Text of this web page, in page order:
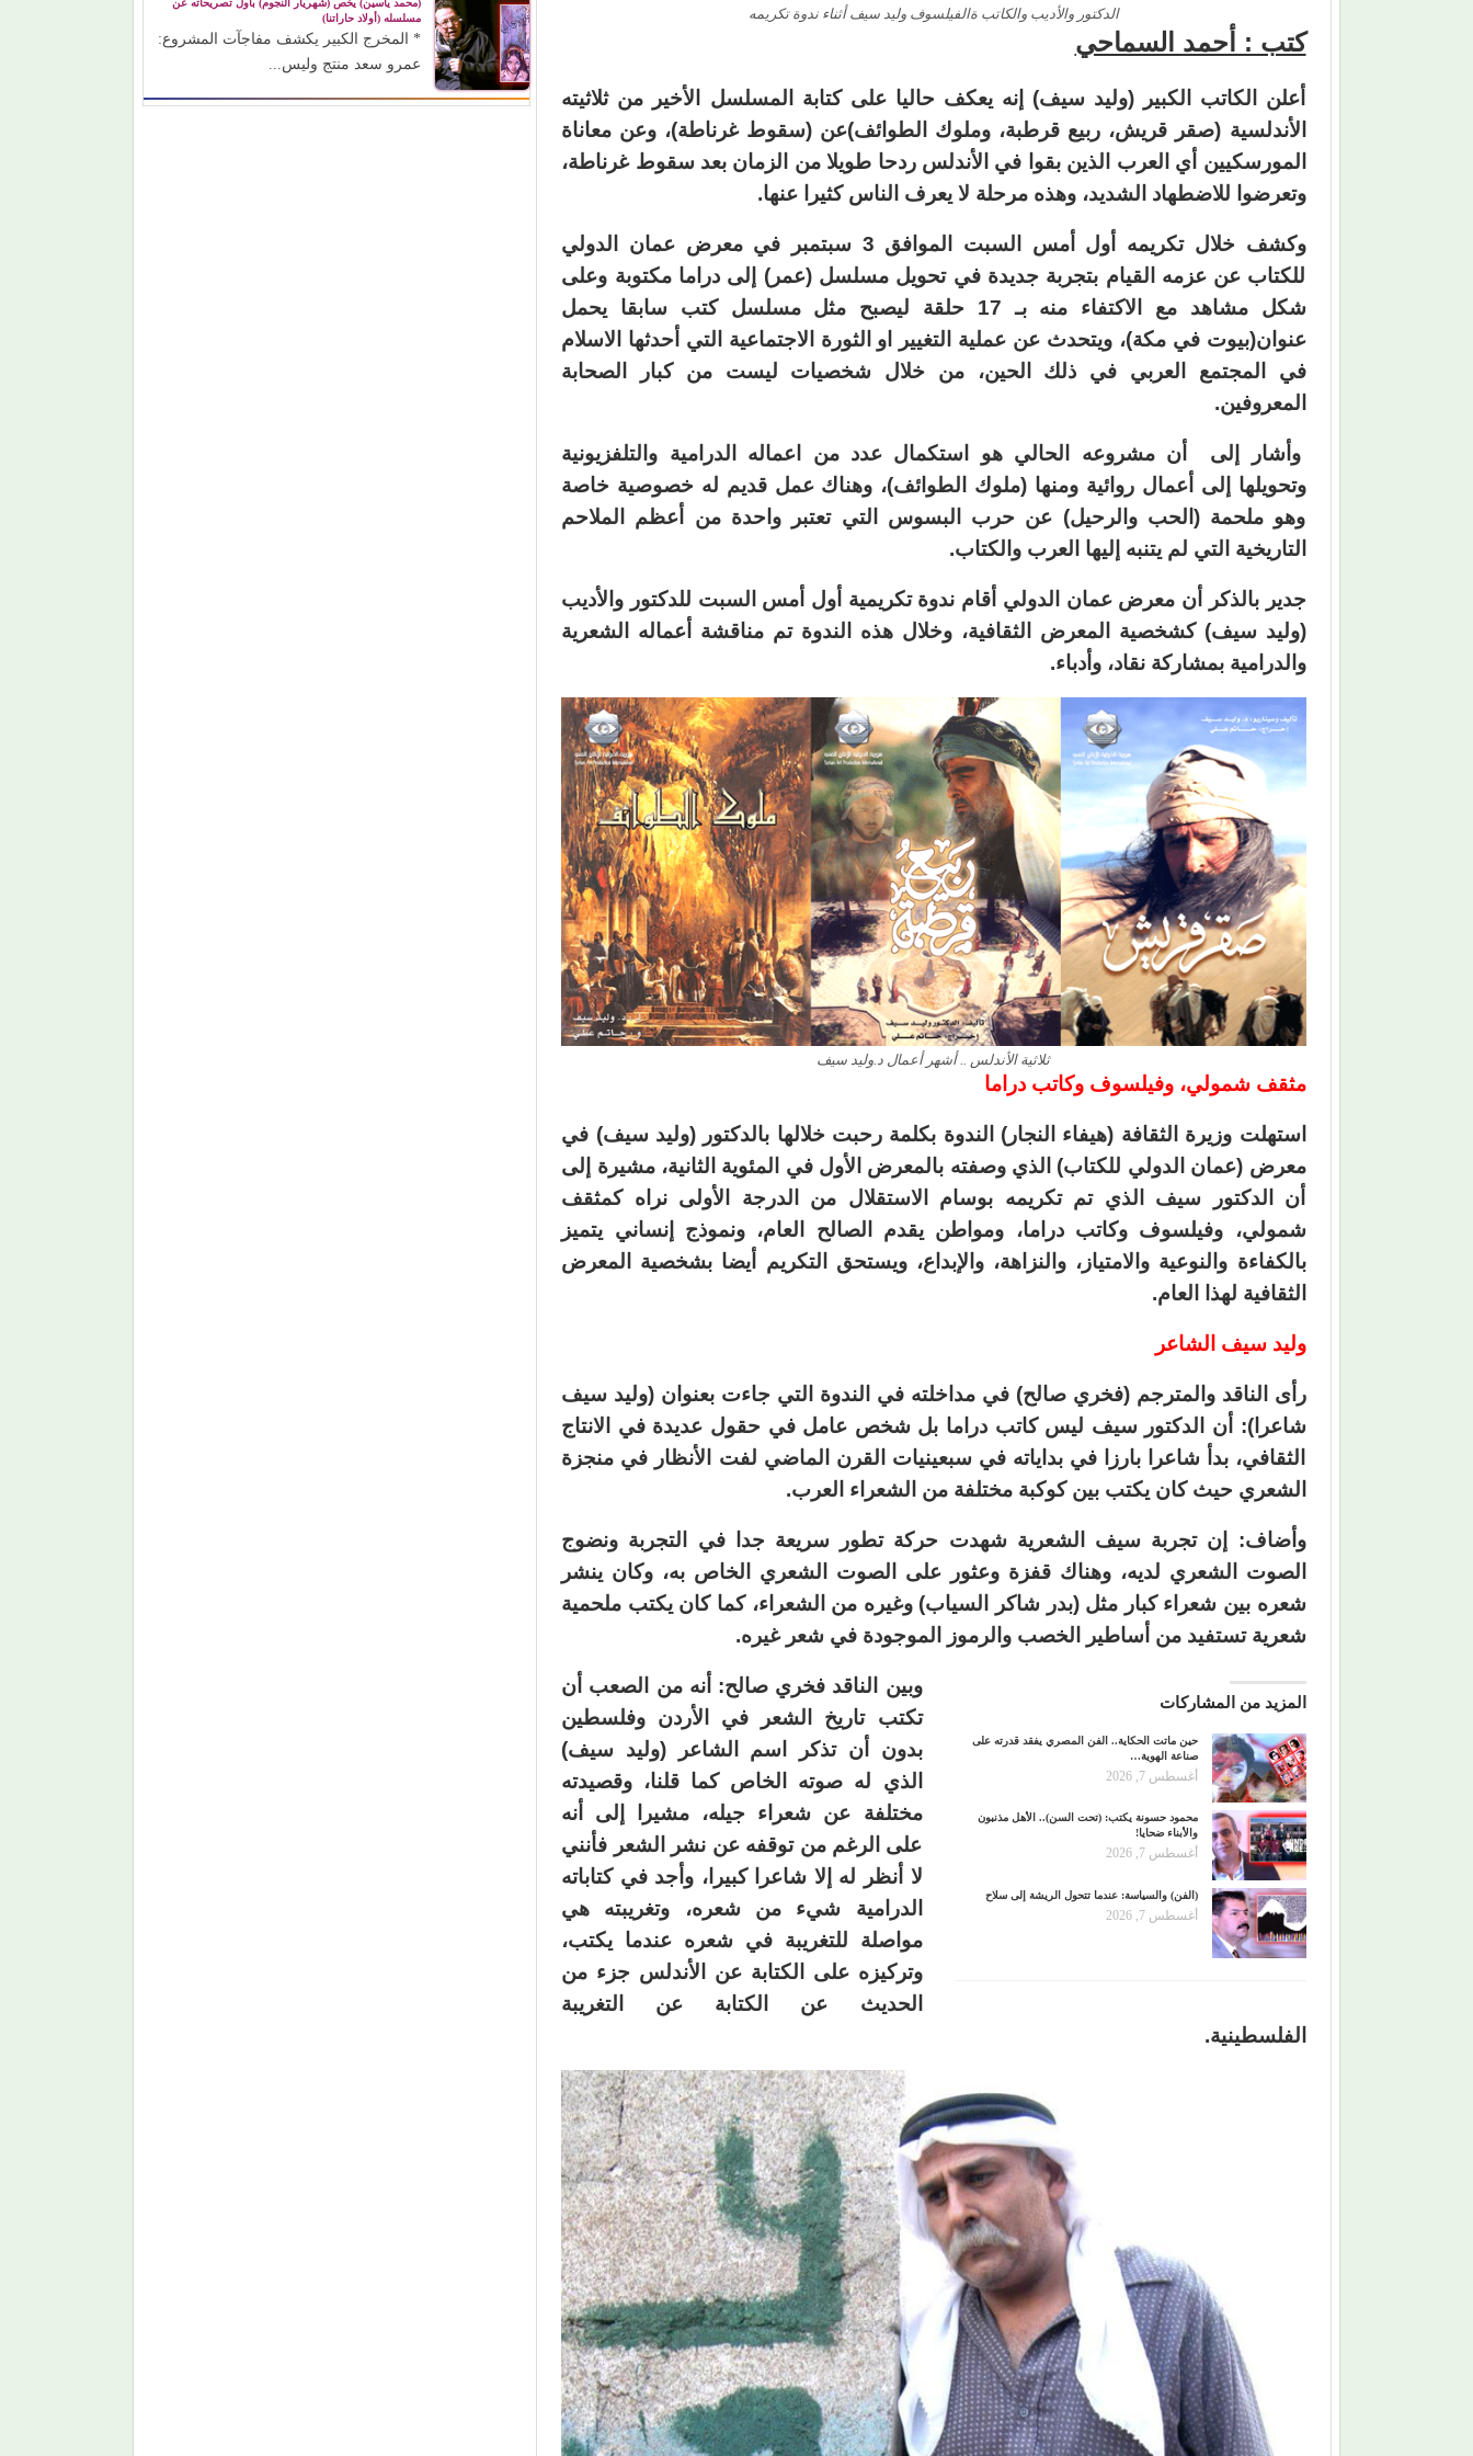
الدكتور والأديب والكاتب ةالفيلسوف وليد سيف أثناء ندوة تكريمه
كتب : أحمد السماحي
أعلن الكاتب الكبير (وليد سيف) إنه يعكف حاليا على كتابة المسلسل الأخير من ثلاثيته
الأندلسية (صقر قريش، ربيع قرطبة، وملوك الطوائف)عن (سقوط غرناطة)، وعن معاناة
المورسكيين أي العرب الذين بقوا في الأندلس ردحا طويلا من الزمان بعد سقوط غرناطة،
وتعرضوا للاضطهاد الشديد، وهذه مرحلة لا يعرف الناس كثيرا عنها.
وكشف خلال تكريمه أول أمس السبت الموافق 3 سبتمبر في معرض عمان الدولي
للكتاب عن عزمه القيام بتجربة جديدة في تحويل مسلسل (عمر) إلى دراما مكتوبة وعلى
شكل مشاهد مع الاكتفاء منه بـ 17 حلقة ليصبح مثل مسلسل كتب سابقا يحمل
عنوان(بيوت في مكة)، ويتحدث عن عملية التغيير او الثورة الاجتماعية التي أحدثها الاسلام
في المجتمع العربي في ذلك الحين، من خلال شخصيات ليست من كبار الصحابة
المعروفين.
وأشار إلى أن مشروعه الحالي هو استكمال عدد من اعماله الدرامية والتلفزيونية
وتحويلها إلى أعمال روائية ومنها (ملوك الطوائف)، وهناك عمل قديم له خصوصية خاصة
وهو ملحمة (الحب والرحيل) عن حرب البسوس التي تعتبر واحدة من أعظم الملاحم
التاريخية التي لم يتنبه إليها العرب والكتاب.
جدير بالذكر أن معرض عمان الدولي أقام ندوة تكريمية أول أمس السبت للدكتور والأديب
(وليد سيف) كشخصية المعرض الثقافية، وخلال هذه الندوة تم مناقشة أعماله الشعرية
والدرامية بمشاركة نقاد، وأدباء.
ثلاثية الأندلس .. أشهر أعمال د.وليد سيف
مثقف شمولي، وفيلسوف وكاتب دراما
استهلت وزيرة الثقافة (هيفاء النجار) الندوة بكلمة رحبت خلالها بالدكتور (وليد سيف) في
معرض (عمان الدولي للكتاب) الذي وصفته بالمعرض الأول في المئوية الثانية، مشيرة إلى
أن الدكتور سيف الذي تم تكريمه بوسام الاستقلال من الدرجة الأولى نراه كمثقف
شمولي، وفيلسوف وكاتب دراما، ومواطن يقدم الصالح العام، ونموذج إنساني يتميز
بالكفاءة والنوعية والامتياز، والنزاهة، والإبداع، ويستحق التكريم أيضا بشخصية المعرض
الثقافية لهذا العام.
وليد سيف الشاعر
رأى الناقد والمترجم (فخري صالح) في مداخلته في الندوة التي جاءت بعنوان (وليد سيف
شاعرا): أن الدكتور سيف ليس كاتب دراما بل شخص عامل في حقول عديدة في الانتاج
الثقافي، بدأ شاعرا بارزا في بداياته في سبعينيات القرن الماضي لفت الأنظار في منجزة
الشعري حيث كان يكتب بين كوكبة مختلفة من الشعراء العرب.
وأضاف: إن تجربة سيف الشعرية شهدت حركة تطور سريعة جدا في التجربة ونضوج
الصوت الشعري لديه، وهناك قفزة وعثور على الصوت الشعري الخاص به، وكان ينشر
شعره بين شعراء كبار مثل (بدر شاكر السياب) وغيره من الشعراء، كما كان يكتب ملحمية
شعرية تستفيد من أساطير الخصب والرموز الموجودة في شعر غيره.
المزيد من المشاركات
حين ماتت الحكاية.. الفن المصري يفقد قدرته على
صناعة الهوية…
أغسطس 7, 2026
محمود حسونة يكتب: (تحت السن).. الأهل مذنبون
والأبناء ضحايا!
أغسطس 7, 2026
(الفن) والسياسة: عندما تتحول الريشة إلى سلاح
أغسطس 7, 2026
وبين الناقد فخري صالح: أنه من الصعب أن
تكتب تاريخ الشعر في الأردن وفلسطين
بدون أن تذكر اسم الشاعر (وليد سيف)
الذي له صوته الخاص كما قلنا، وقصيدته
مختلفة عن شعراء جيله، مشيرا إلى أنه
على الرغم من توقفه عن نشر الشعر فأنني
لا أنظر له إلا شاعرا كبيرا، وأجد في كتاباته
الدرامية شيء من شعره، وتغريبته هي
مواصلة للتغريبة في شعره عندما يكتب،
وتركيزه على الكتابة عن الأندلس جزء من
الحديث عن الكتابة عن التغريبة
الفلسطينية.
(محمد ياسين) يخص (شهريار النجوم) بأول تصريحاته عن
مسلسله (أولاد حاراتنا)
* المخرج الكبير يكشف مفاجآت المشروع:
عمرو سعد منتج وليس...